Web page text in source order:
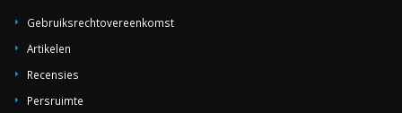
Gebruiksrechtovereenkomst
Artikelen
Recensies
Persruimte